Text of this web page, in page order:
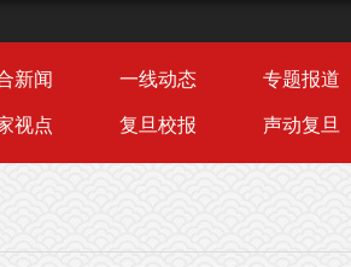
新闻 一线动态 专题报道
视点 复旦校报 声动复旦